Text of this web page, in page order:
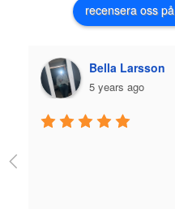
recensera oss på
Bella Larsson
5 years ago